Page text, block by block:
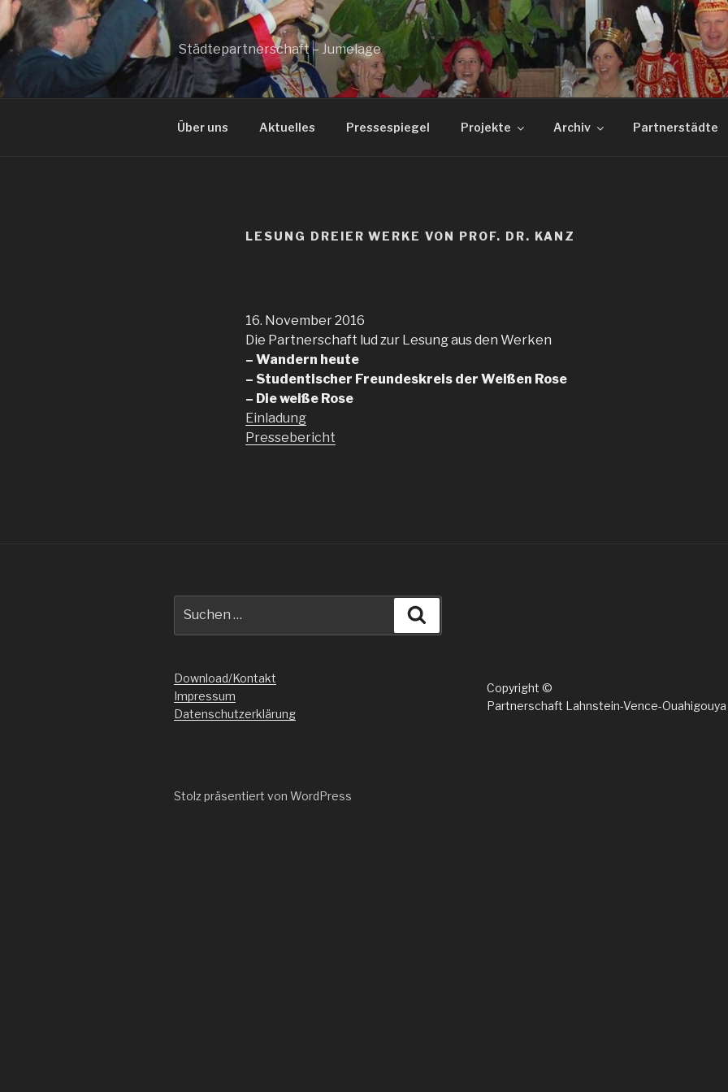
Zum
Inhalt
springen
Städtepartnerschaft – Jumelage
Über uns Aktuelles Pressespiegel Projekte Archiv Partnerstädte
LESUNG DREIER WERKE VON PROF. DR. KANZ
16. November 2016
Die Partnerschaft lud zur Lesung aus den Werken
– Wandern heute
– Studentischer Freundeskreis der Weißen Rose
– Die weiße Rose
Einladung
Pressebericht
nach:
Download/Kontakt
Impressum
Datenschutzerklärung
Copyright ©
Partnerschaft Lahnstein-Vence-Ouahigouya
Stolz präsentiert von WordPress